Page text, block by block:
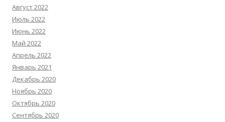
Август 2022
Июль 2022
Июнь 2022
Май 2022
Апрель 2022
Январь 2021
Декабрь 2020
Ноябрь 2020
Октябрь 2020
Сентябрь 2020